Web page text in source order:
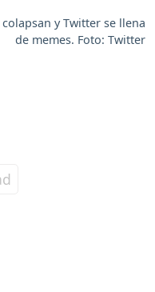
y Twitter se llena
de memes. Foto: Twitter